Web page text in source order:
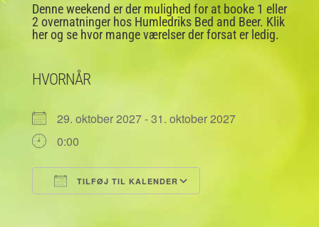
Denne weekend er der mulighed for at booke 1 eller
2 overnatninger hos Humledriks Bed and Beer. Klik
her og se hvor mange værelser der forsat er ledig.
HVORNÅR
29. oktober 2027 - 31. oktober 2027
0:00
TILFØJ TIL KALENDER